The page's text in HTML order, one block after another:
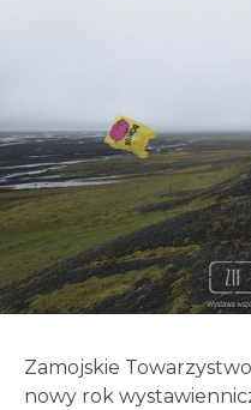
Zamojskie
nowy rok